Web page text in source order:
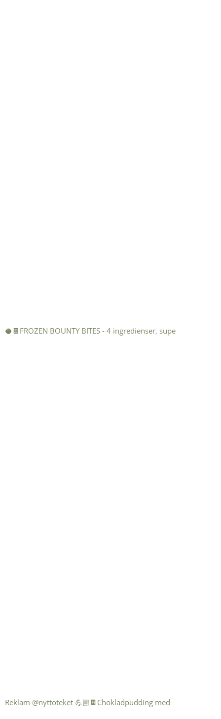
🥥🍫FROZEN BOUNTY BITES - 4 ingredienser, supe
Reklam @nyttoteket 💪🏼🍫Chokladpudding med